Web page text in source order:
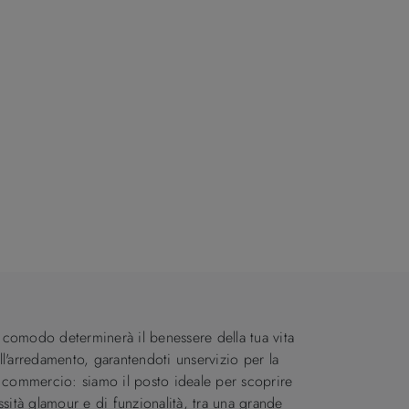
determinerà il benessere della tua vita
garantendoti unservizio per la
siamo il posto ideale per scoprire
glamour e di funzionalità, tra una grande